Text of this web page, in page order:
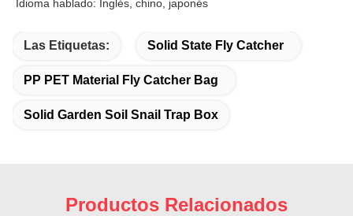
Idioma hablado: Inglés, chino, japonés
Las Etiquetas: Solid State Fly Catcher
PP PET Material Fly Catcher Bag
Solid Garden Soil Snail Trap Box
Productos Relacionados